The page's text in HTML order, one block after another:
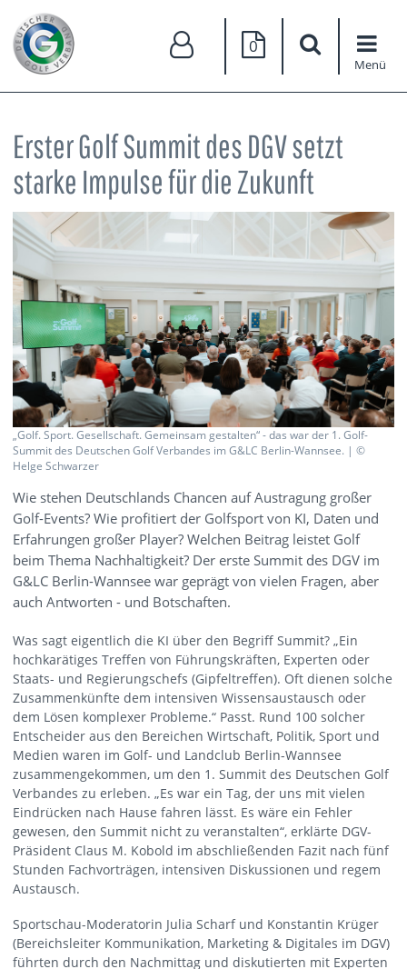
0
Menü
Erster Golf Summit des DGV setzt
starke Impulse für die Zukunft
„Golf. Sport. Gesellschaft. Gemeinsam gestalten“ - das war der 1. Golf-
Summit des Deutschen Golf Verbandes im G&LC Berlin-Wannsee. | ©
Helge Schwarzer
Wie stehen Deutschlands Chancen auf Austragung großer
Golf-Events? Wie profitiert der Golfsport von KI, Daten und
Erfahrungen großer Player? Welchen Beitrag leistet Golf
beim Thema Nachhaltigkeit? Der erste Summit des DGV im
G&LC Berlin-Wannsee war geprägt von vielen Fragen, aber
auch Antworten - und Botschaften.
Was sagt eigentlich die KI über den Begriff Summit? „Ein
hochkarätiges Treffen von Führungskräften, Experten oder
Staats- und Regierungschefs (Gipfeltreffen). Oft dienen solche
Zusammenkünfte dem intensiven Wissensaustausch oder
dem Lösen komplexer Probleme.“ Passt. Rund 100 solcher
Entscheider aus den Bereichen Wirtschaft, Politik, Sport und
Medien waren im Golf- und Landclub Berlin-Wannsee
zusammengekommen, um den 1. Summit des Deutschen Golf
Verbandes zu erleben. „Es war ein Tag, der uns mit vielen
Eindrücken nach Hause fahren lässt. Es wäre ein Fehler
gewesen, den Summit nicht zu veranstalten“, erklärte DGV-
Präsident Claus M. Kobold im abschließenden Fazit nach fünf
Stunden Fachvorträgen, intensiven Diskussionen und regem
Austausch.
Sportschau-Moderatorin Julia Scharf und Konstantin Krüger
(Bereichsleiter Kommunikation, Marketing & Digitales im DGV)
führten durch den Nachmittag und diskutierten mit Experten